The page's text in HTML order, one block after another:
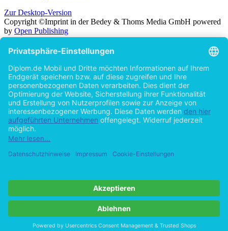
Zur Desktop-Version
Copyright ©Imprint in der Bedey & Thoms Media GmbH powered
by Open Publishing
Zurück
Suche in
Titel
Autor
Volltext
Erscheinungsjahr
Beliebiges Erscheinungsjahr
ab 2026
ab 2025
ab 2023
ab 2010
Cookie-Einstellungen